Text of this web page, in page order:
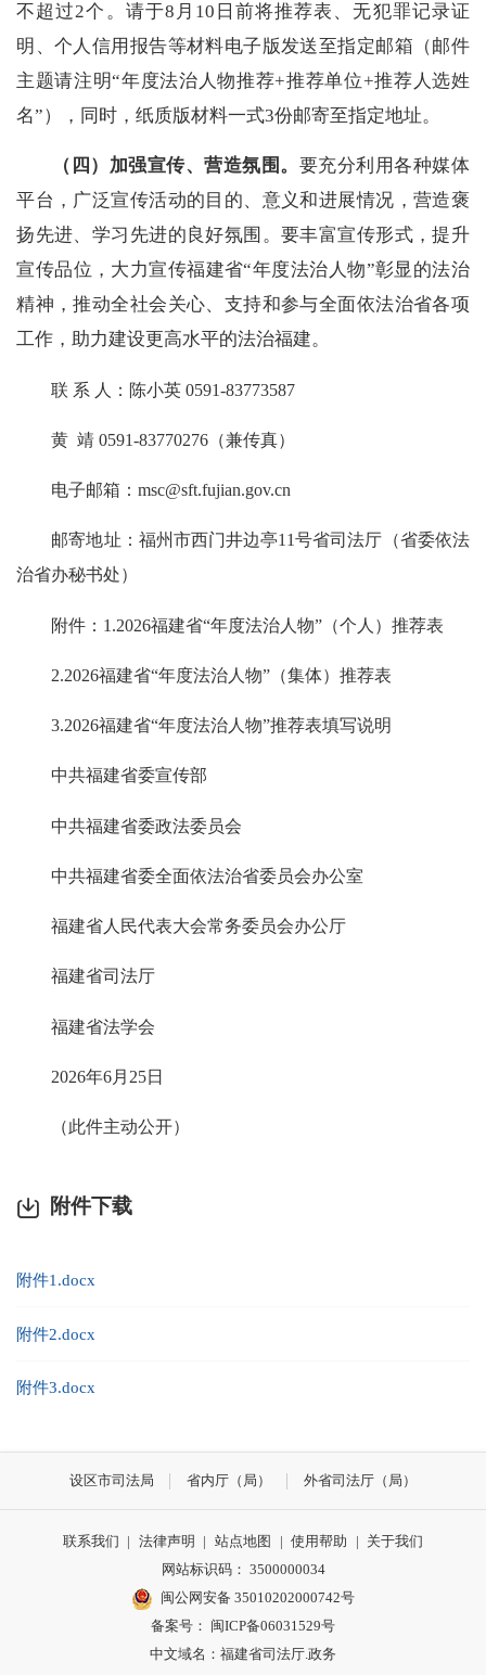
不超过2个。请于8月10日前将推荐表、无犯罪记录证
明、个人信用报告等材料电子版发送至指定邮箱（邮件
主题请注明“年度法治人物推荐+推荐单位+推荐人选姓
名”），同时，纸质版材料一式3份邮寄至指定地址。
（四） 加强宣传、营造氛围 。 要充分利用各种媒体
平台，广泛宣传活动的目的、意义和进展情况，营造褒
扬先进、学习先进的良好氛围。要丰富宣传形式，提升
宣传品位，大力宣传福建省“年度法治人物”彰显的法治
精神，推动全社会关心、支持和参与全面依法治省各项
工作，助力建设更高水平的法治福建。
联 系 人：陈小英 0591-83773587
黄 靖 0591-83770276（兼传真）
电子邮箱：msc@sft.fujian.gov.cn
邮寄地址：福州市西门井边亭11号省司法厅（省委依法
治省办秘书处）
附件：1.2026福建省“年度法治人物”（个人）推荐表
2.2026福建省“年度法治人物”（集体）推荐表
3.2026福建省“年度法治人物”推荐表填写说明
中共福建省委宣传部
中共福建省委政法委员会
中共福建省委全面依法治省委员会办公室
福建省人民代表大会常务委员会办公厅
福建省司法厅
福建省法学会
2026年6月25日
（此件主动公开）
附件下载
附件1.docx
附件2.docx
附件3.docx
设区市司法局 省内厅（局） 外省司法厅（局）
联系我们 | 法律声明 | 站点地图 | 使用帮助 | 关于我们
网站标识码： 3500000034
闽公网安备 35010202000742号
备案号： 闽ICP备06031529号
中文域名：福建省司法厅.政务